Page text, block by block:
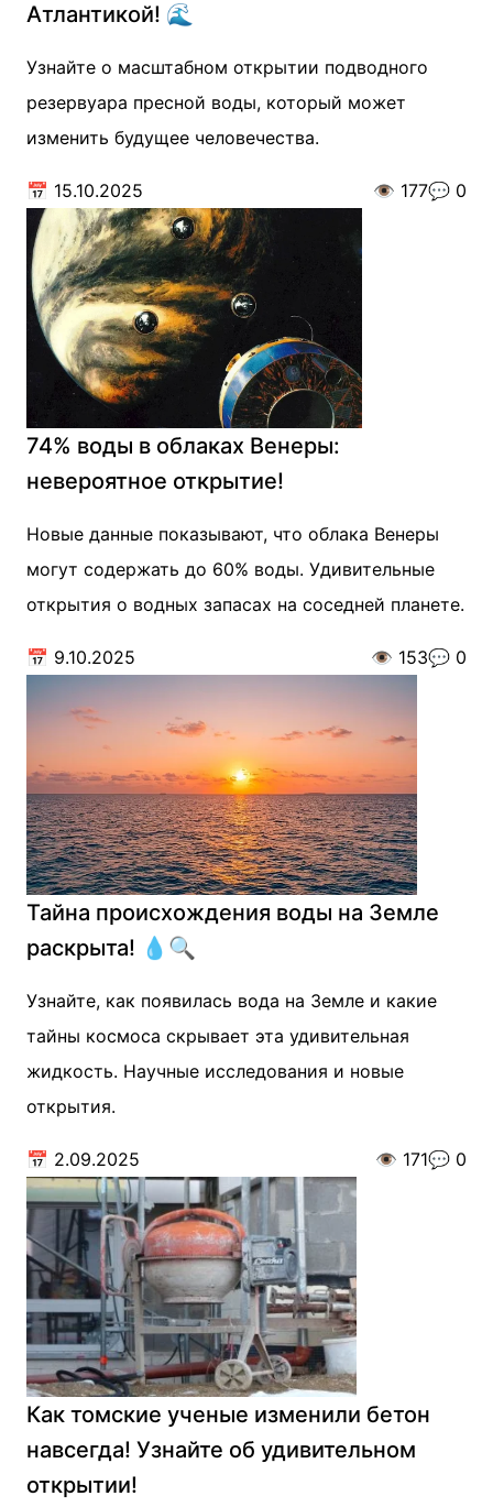
Атлантикой! 🌊
Узнайте о масштабном открытии подводного
резервуара пресной воды, который может
изменить будущее человечества.
📅 15.10.2025 👁️ 177💬 0
74% воды в облаках Венеры:
невероятное открытие!
Новые данные показывают, что облака Венеры
могут содержать до 60% воды. Удивительные
открытия о водных запасах на соседней планете.
📅 9.10.2025 👁️ 153💬 0
Тайна происхождения воды на Земле
раскрыта! 💧🔍
Узнайте, как появилась вода на Земле и какие
тайны космоса скрывает эта удивительная
жидкость. Научные исследования и новые
открытия.
📅 2.09.2025 👁️ 171💬 0
Как томские ученые изменили бетон
навсегда! Узнайте об удивительном
открытии!